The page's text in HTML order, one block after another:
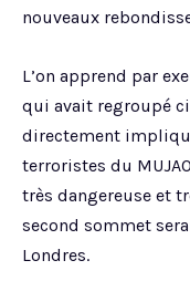
nouveaux
L’on apprend par
qui avait regroupé
directement
terroristes du
très dangereuse et
second sommet
Londres.